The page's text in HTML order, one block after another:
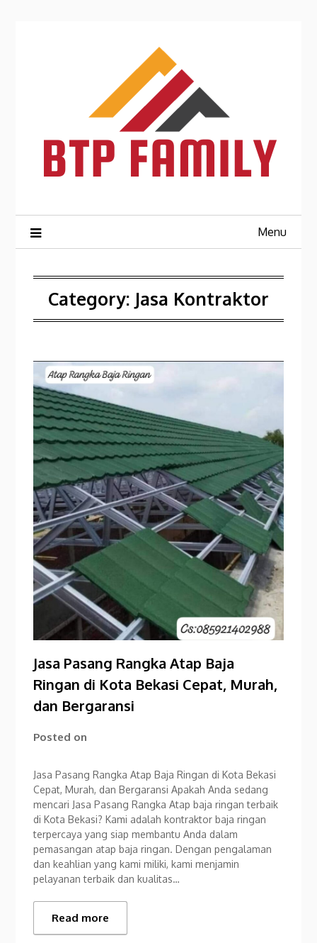
Menu
Category: Jasa Kontraktor
Jasa Pasang Rangka Atap Baja
Ringan di Kota Bekasi Cepat, Murah,
dan Bergaransi
Posted on
Jasa Pasang Rangka Atap Baja Ringan di Kota Bekasi
Cepat, Murah, dan Bergaransi Apakah Anda sedang
mencari Jasa Pasang Rangka Atap baja ringan terbaik
di Kota Bekasi? Kami adalah kontraktor baja ringan
terpercaya yang siap membantu Anda dalam
pemasangan atap baja ringan. Dengan pengalaman
dan keahlian yang kami miliki, kami menjamin
pelayanan terbaik dan kualitas…
Read more